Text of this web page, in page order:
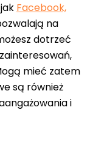
Facebook,
na
dotrzeć
mieć zatem
są również
i